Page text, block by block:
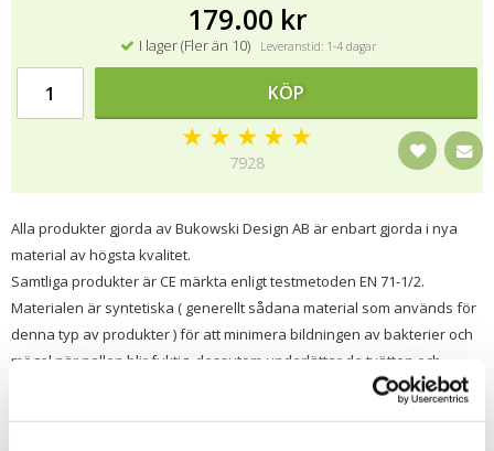
179.00 kr
I lager (Fler än 10) Leveranstid: 1-4 dagar
KÖP
★ ★ ★ ★ ★
7928
Alla produkter gjorda av Bukowski Design AB är enbart gjorda i nya
material av högsta kvalitet.
Samtliga produkter är CE märkta enligt testmetoden EN 71-1/2.
Materialen är syntetiska ( generellt sådana material som används för
denna typ av produkter ) för att minimera bildningen av bakterier och
mögel när nallen blir fuktig, dessutom underlättar de tvätten och
minimerar allergier. Samtliga produkter är tvättbara i 30 graders